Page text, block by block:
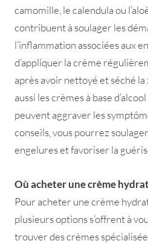
camomille, le calendula ou
contribuent à soulager les
l’inflammation associées aux
d’appliquer la crème
après avoir nettoyé et séché
aussi les crèmes à base
peuvent aggraver les
conseils, vous pourrez
engelures et favoriser la
Où acheter une crème
Pour acheter une crème
plusieurs options s’offrent à
trouver des crèmes